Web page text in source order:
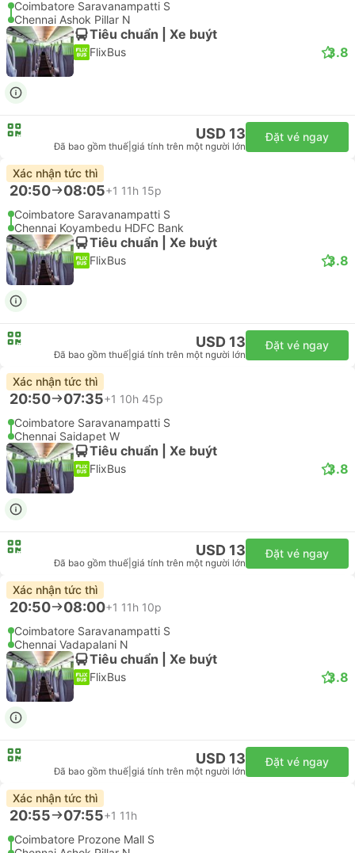
Coimbatore Saravanampatti S
Chennai Ashok Pillar N
Tiêu chuẩn | Xe buýt
FlixBus 3.8
USD 13
Đã bao gồm thuế giá tính trên một người lớn
Đặt vé ngay
Xác nhận tức thì
20:50 08:05+1 11h 15p
Coimbatore Saravanampatti S
Chennai Koyambedu HDFC Bank
Tiêu chuẩn | Xe buýt
FlixBus 3.8
USD 13
Đã bao gồm thuế giá tính trên một người lớn
Đặt vé ngay
Xác nhận tức thì
20:50 07:35+1 10h 45p
Coimbatore Saravanampatti S
Chennai Saidapet W
Tiêu chuẩn | Xe buýt
FlixBus 3.8
USD 13
Đã bao gồm thuế giá tính trên một người lớn
Đặt vé ngay
Xác nhận tức thì
20:50 08:00+1 11h 10p
Coimbatore Saravanampatti S
Chennai Vadapalani N
Tiêu chuẩn | Xe buýt
FlixBus 3.8
USD 13
Đã bao gồm thuế giá tính trên một người lớn
Đặt vé ngay
Xác nhận tức thì
20:55 07:55+1 11h
Coimbatore Prozone Mall S